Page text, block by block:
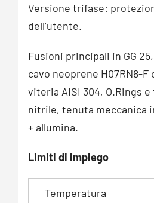
Versione trifase:
dell’utente.
Fusioni principali in GG
cavo neoprene H07RN8-
viteria AISI 304, O.Rings
nitrile, tenuta meccanica
+ allumina.
Limiti di impiego
Temperatura